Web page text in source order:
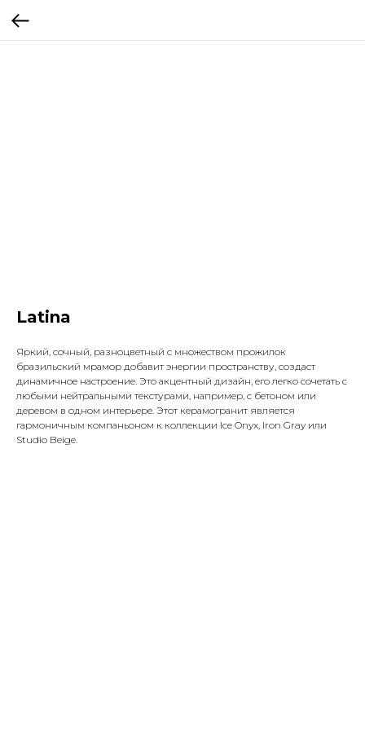
Latina
Яркий, сочный, разноцветный с множеством прожилок
бразильский мрамор добавит энергии пространству, создаст
динамичное настроение. Это акцентный дизайн, его легко сочетать с
любыми нейтральными текстурами, например, с бетоном или
деревом в одном интерьере. Этот керамогранит является
гармоничным компаньоном к коллекции Ice Onyx, Iron Gray или
Studio Beige.